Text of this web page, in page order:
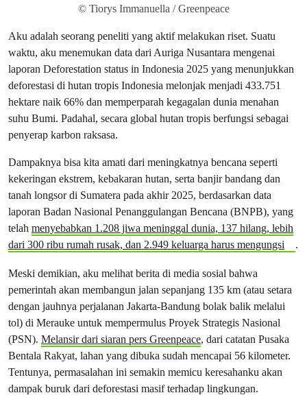
© Tiorys Immanuella / Greenpeace
Aku adalah seorang peneliti yang aktif melakukan riset. Suatu
waktu, aku menemukan data dari Auriga Nusantara mengenai
laporan Deforestation status in Indonesia 2025 yang menunjukkan
deforestasi di hutan tropis Indonesia melonjak menjadi 433.751
hektare naik 66% dan memperparah kegagalan dunia menahan
suhu Bumi. Padahal, secara global hutan tropis berfungsi sebagai
penyerap karbon raksasa.
Dampaknya bisa kita amati dari meningkatnya bencana seperti
kekeringan ekstrem, kebakaran hutan, serta banjir bandang dan
tanah longsor di Sumatera pada akhir 2025, berdasarkan data
laporan Badan Nasional Penanggulangan Bencana (BNPB), yang
telah menyebabkan 1.208 jiwa meninggal dunia, 137 hilang, lebih
dari 300 ribu rumah rusak, dan 2.949 keluarga harus mengungsi
.
Meski demikian, aku melihat berita di media sosial bahwa
pemerintah akan membangun jalan sepanjang 135 km (atau setara
dengan jauhnya perjalanan Jakarta-Bandung bolak balik melalui
tol) di Merauke untuk mempermulus Proyek Strategis Nasional
(PSN). Melansir dari siaran pers Greenpeace, dari catatan Pusaka
Bentala Rakyat, lahan yang dibuka sudah mencapai 56 kilometer.
Tentunya, permasalahan ini semakin memicu keresahanku akan
dampak buruk dari deforestasi masif terhadap lingkungan.